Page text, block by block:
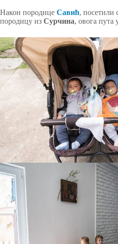
Након породице Савић, посетили
породицу из Сурчина, овога пута